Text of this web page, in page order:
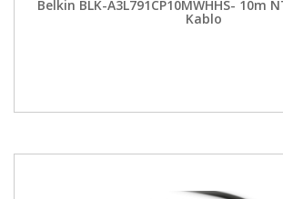
Belkin BLK-A3L791CP10MWHHS- 10m
Kablo